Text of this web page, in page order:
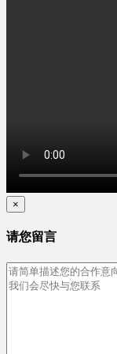
×
请您留言